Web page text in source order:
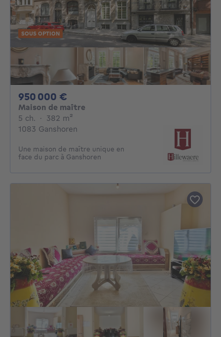
SOUS OPTION
950 000 €
Maison de maître
5 ch. 5 chambres
· 382 m²
1083 Ganshoren
Une maison de maître unique en
face du parc à Ganshoren